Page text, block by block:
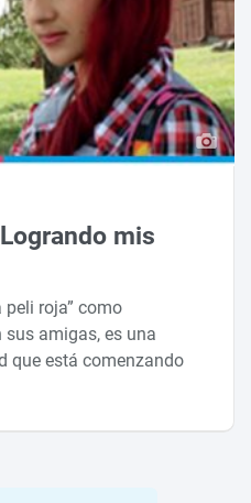
mis
peli roja” como
amigas, es una
que está comenzando